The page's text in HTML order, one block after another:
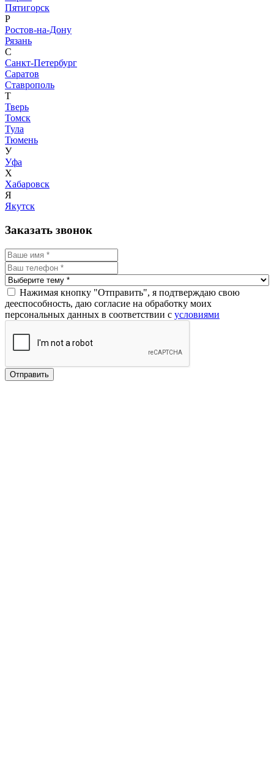
Пятигорск
Р
Ростов-на-Дону
Рязань
С
Санкт-Петербург
Саратов
Ставрополь
Т
Тверь
Томск
Тула
Тюмень
У
Уфа
Х
Хабаровск
Я
Якутск
Заказать звонок
Нажимая кнопку "Отправить", я подтверждаю свою
дееспособность, даю согласие на обработку моих
персональных данных в соответствии с условиями